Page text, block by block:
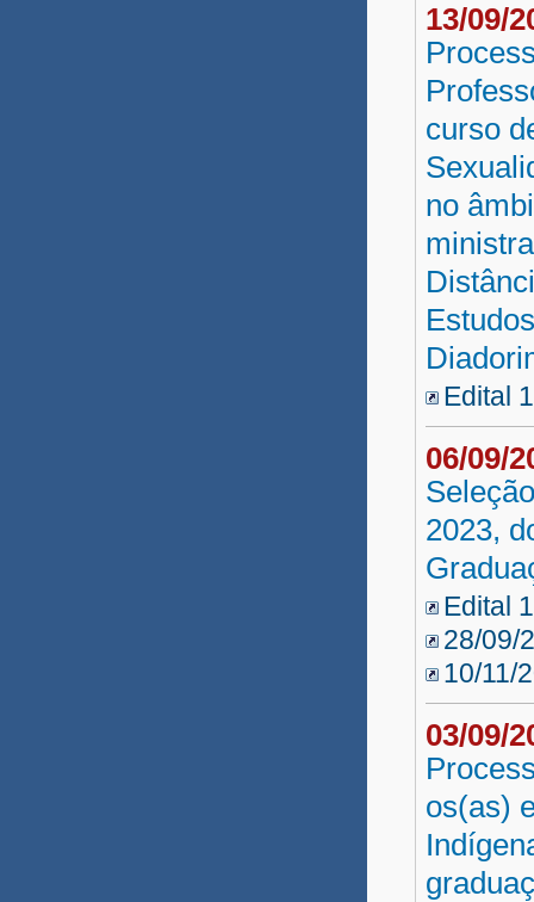
13/09/
curso
no
Edital
06/09/
2023,
Edital
28/09/
10/11/
03/09/
os(as)